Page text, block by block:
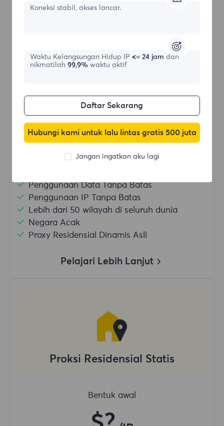
Proksi Residensial Tak Terbatas
$?/Hari
Beli Sekarang
Penggunaan Data Tanpa Batas
Penggunaan IP Tanpa Batas
Lebih dari 50 wilayah di seluruh dunia
Negara Acak
Proxy Residensial Dinamis Asli
Pelajari Lebih Lanjut
Proksi Residensial Statis
Bentuk awal
Koneksi stabil, akses lancar.
Waktu Kelangsungan Hidup IP <= 24 jam dan
nikmatilah 99,9%waktu aktif
Daftar Sekarang
Hubungi kami untuk lalu lintas gratis 500 juta
Jangan ingatkan aku lagi